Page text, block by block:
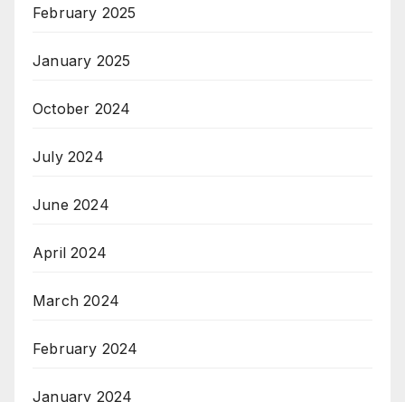
February 2025
January 2025
October 2024
July 2024
June 2024
April 2024
March 2024
February 2024
January 2024